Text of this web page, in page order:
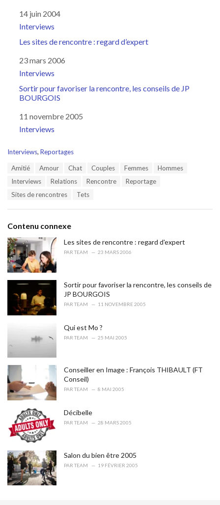
Date
14 juin 2004
Par rapport à
Interviews
Les sites de rencontre : regard d’expert
Date
23 mars 2006
Par rapport à
Interviews
Sortir pour favoriser la rencontre, les conseils de JP
BOURGOIS
Date
11 novembre 2005
Par rapport à
Interviews
C
e
s
:
Interviews, Reportages
Amitié Amour Chat Couples Femmes
Hommes
Interviews
Relations Rencontre
Reportage
Sites de rencontres
Tets
Contenu connexe
Les sites de rencontre : regard d'expert
PAR TEAM 23 MARS 2006
Sortir pour favoriser la rencontre, les conseils de
JP BOURGOIS
PAR TEAM 11 NOVEMBRE 2005
Qui est Mo ?
PAR TEAM 25 MAI 2005
Conseiller en Image : François THIBAULT (FT
Conseil)
PAR TEAM 8 MAI 2005
Décibelle
PAR TEAM 28 MARS 2005
Salon du bien être 2005
PAR TEAM 19 FÉVRIER 2005